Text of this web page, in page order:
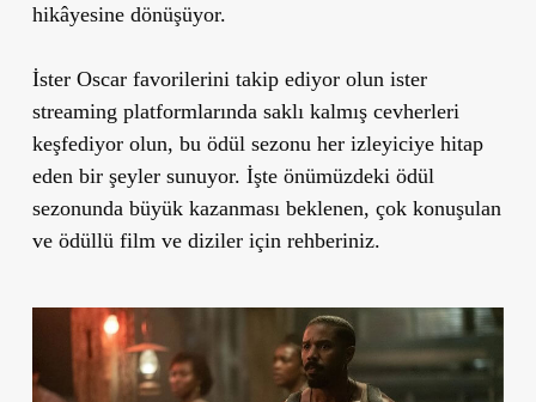
hikâyesine dönüşüyor.
İster Oscar favorilerini takip ediyor olun ister
streaming platformlarında saklı kalmış cevherleri
keşfediyor olun, bu ödül sezonu her izleyiciye hitap
eden bir şeyler sunuyor. İşte önümüzdeki ödül
sezonunda büyük kazanması beklenen, çok konuşulan
ve ödüllü film ve diziler için rehberiniz.